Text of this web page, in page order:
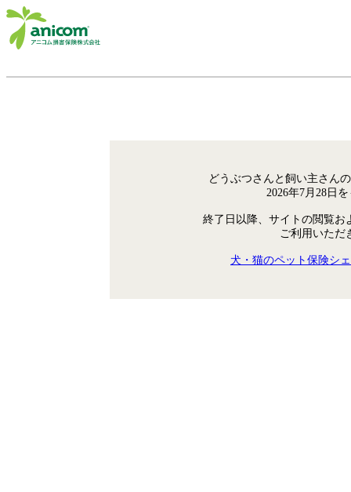
どうぶつさんと飼い主さん
2026年7月28日
終了日以降、サイトの閲覧お
ご利用いただ
犬・猫のペット保険シ